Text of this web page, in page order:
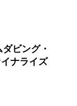
ダビング・
ナライズ